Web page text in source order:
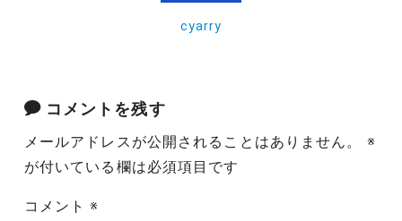
cyarry
コメントを残す
メールアドレスが公開されることはありません。
※
が付いている欄は必須項目です
コメント※